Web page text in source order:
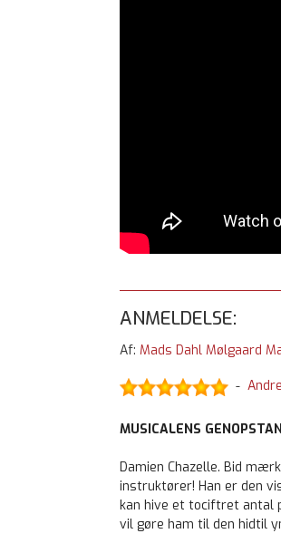
ANMELDELSE:
Af: Mads Dahl Mølgaard
-
MUSICALENS
Damien Chazelle. Bid
instruktører! Han er den
kan hive et tociftret antal
vil gøre ham til den hidtil